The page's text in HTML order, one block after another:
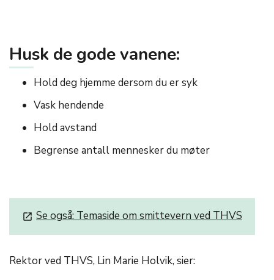
Husk de gode vanene:
Hold deg hjemme dersom du er syk
Vask hendende
Hold avstand
Begrense antall mennesker du møter
launch Se også: Temaside om smittevern ved THVS
Rektor ved THVS, Lin Marie Holvik, sier: